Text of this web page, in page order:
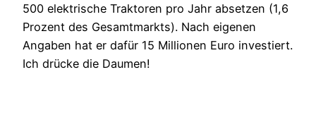
500 elektrische Traktoren pro Jahr absetzen (1,6
Prozent des Gesamtmarkts). Nach eigenen
Angaben hat er dafür 15 Millionen Euro investiert.
Ich drücke die Daumen!